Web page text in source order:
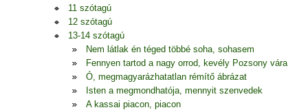
11 szótagú
12 szótagú
13-14 szótagú
Nem látlak én téged többé soha, sohasem
Fennyen tartod a nagy orrod, kevély Pozsony vára
Ó, megmagyarázhatatlan rémítő ábrázat
Isten a megmondhatója, mennyit szenvedek
A kassai piacon, piacon